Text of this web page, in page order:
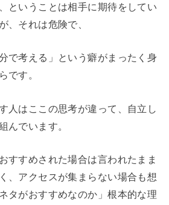
ということは相手に期待をしてい
、それは危険で、
で考える」という癖がまったく身
です。
人はここの思考が違って、自立し
んでいます。
すすめされた場合は言われたまま
、アクセスが集まらない場合も想
タがおすすめなのか」根本的な理